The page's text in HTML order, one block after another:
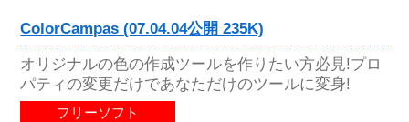
ColorCampas (07.04.04公開 235K)
オリジナルの色の作成ツールを作りたい方必見!プロ
パティの変更だけであなただけのツールに変身!
フリーソフト